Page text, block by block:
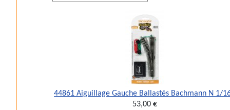
44861 Aiguillage Gauche Ballastés Bachmann N 1/
53,00 €